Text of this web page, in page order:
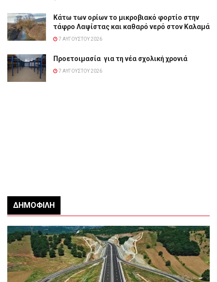
Κάτω των ορίων το μικροβιακό φορτίο στην
τάφρο Λαψίστας και καθαρό νερό στον Καλαμά
7 ΑΥΓΟΎΣΤΟΥ 2026
Προετοιμασία για τη νέα σχολική χρονιά
7 ΑΥΓΟΎΣΤΟΥ 2026
ΔΗΜΟΦΙΛΉ